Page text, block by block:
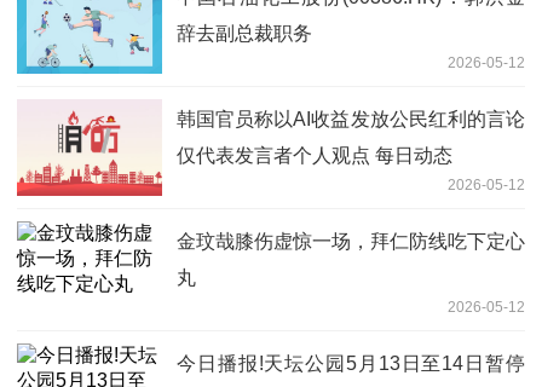
辞去副总裁职务
2026-05-12
韩国官员称以AI收益发放公民红利的言论
仅代表发言者个人观点 每日动态
2026-05-12
金玟哉膝伤虚惊一场，拜仁防线吃下定心
丸
2026-05-12
今日播报!天坛公园5月13日至14日暂停